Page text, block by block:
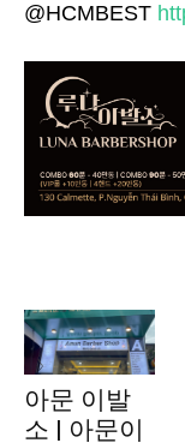
@HCMBEST
아문 이발
소 | 아문이